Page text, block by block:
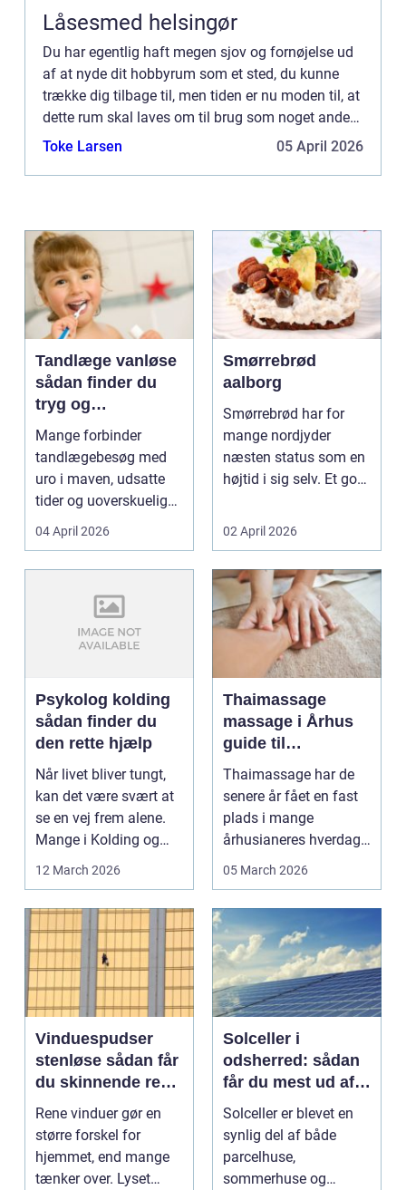
Låsesmed helsingør
Du har egentlig haft megen sjov og fornøjelse ud
af at nyde dit hobbyrum som et sted, du kunne
trække dig tilbage til, men tiden er nu moden til, at
dette rum skal laves om til brug som noget andet.
Det kan være i en tidlig alder, ...
Toke Larsen 05 April 2026
Tandlæge vanløse
sådan finder du
tryg og
professionel
tandpleje
Mange forbinder
tandlægebesøg med
uro i maven, udsatte
tider og uoverskuelige
priser. Samtidig ved
04 April 2026
Smørrebrød
aalborg
Smørrebrød har for
mange nordjyder
næsten status som en
højtid i sig selv. Et godt
02 April 2026
Psykolog kolding
sådan finder du
den rette hjælp
Når livet bliver tungt,
kan det være svært at
se en vej frem alene.
Mange i Kolding og
omegn søger p...
12 March 2026
Thaimassage
massage i Århus
guide til
afslapning,
smidighed og
bedre velvære
Thaimassage har de
senere år fået en fast
plads i mange
århusianeres hverdag.
Flere bruger den både
05 March 2026
Vinduespudser
stenløse sådan får
du skinnende rene
ruder året rundt
Rene vinduer gør en
større forskel for
hjemmet, end mange
tænker over. Lyset
Solceller i
odsherred: sådan
får du mest ud af
solen
Solceller er blevet en
synlig del af både
parcelhuse,
sommerhuse og